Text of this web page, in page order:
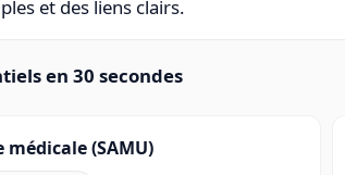
et des liens clairs.
en 30 secondes
médicale (SAMU)